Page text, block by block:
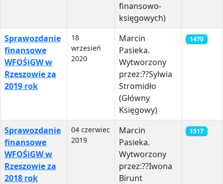
finansowo-
księgowych)
Sprawozdanie
finansowe
WFOŚiGW w
Rzeszowie za
2019 rok
18
wrzesień
2020
Marcin
Pasieka.
Wytworzony
przez:?‍?Sylwia
Stromidło
(Główny
Księgowy)
1470
Sprawozdanie
finansowe
WFOŚiGW w
Rzeszowie za
2018 rok
04 czerwiec
2019
Marcin
Pasieka.
Wytworzony
przez:?‍?Iwona
Birunt
1517